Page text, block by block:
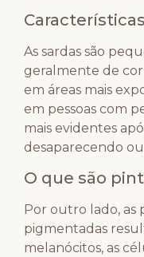
As sardas são
geralmente de
em áreas mais
em pessoas com
mais evidentes
desaparecendo
O que são
Por outro lado, as
pigmentadas
melanócitos, as